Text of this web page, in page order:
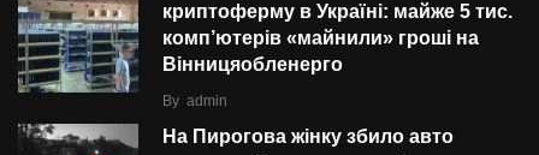
криптоферму в Україні: майже 5 тис.
комп’ютерів «майнили» гроші на
Вінницяобленерго
By admin
На Пирогова жінку збило авто